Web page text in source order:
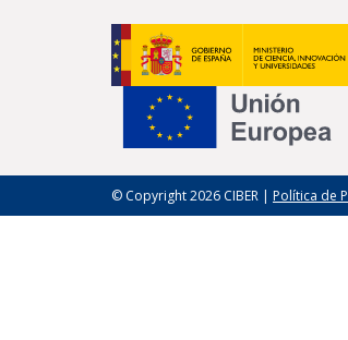
© Copyright 2026 CIBER | Política de